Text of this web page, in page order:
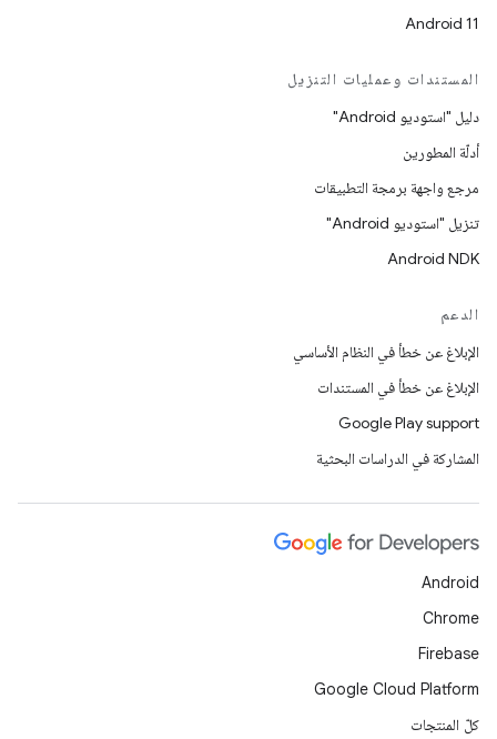
Android 11
المستندات وعمليات التنزيل
دليل "استوديو Android"
أدلّة المطورين
مرجع واجهة برمجة التطبيقات
تنزيل "استوديو Android"
Android NDK
الدعم
الإبلاغ عن خطأ في النظام الأساسي
الإبلاغ عن خطأ في المستندات
Google Play support
المشاركة في الدراسات البحثية
Android
Chrome
Firebase
Google Cloud Platform
كلّ المنتجات